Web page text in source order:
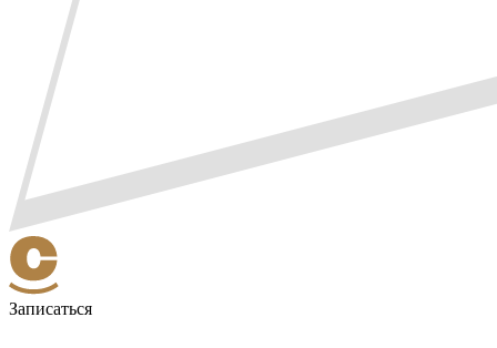
Записаться